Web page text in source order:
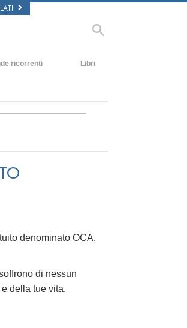
ricorrenti Libri
denominato OCA,
di nessun
della tue vita.